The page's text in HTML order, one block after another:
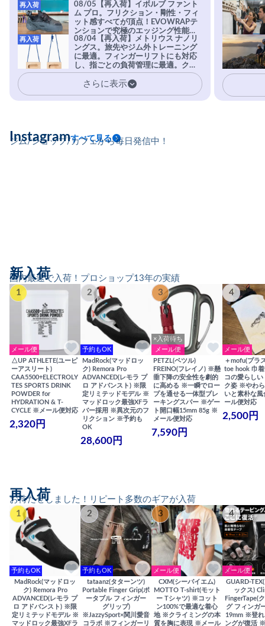
08/05【再入荷】イボルブ ファント
ム プロ。フリクション・剛性・フィ
ット感すべてが頂点！EVOWRAPテ
ンションで究極のエッジング性能を
実現。進化系ラバーEvo-74はTRAX
を凌駕する粘着力で極小ホールドに
安心感。
再入荷
08/04【再入荷】メトリウス ナノリ
ングス。旅先やジム外トレーニング
に最適。フィンガーリフトにも対応
し、指ごとの負荷管理に最適。クラ
イマーの指を本気で鍛えるギア。
再入荷
さらに表示
ジム/ショップ/カフェから毎日発信中！
Instagramすべて見る
国内最速で入荷！プロショップ13年の実績
新入荷
1
メール便
△UP ATHLETE(ユーピ
ーアスリート)
CAA5500+ELECTROLY
TES SPORTS DRINK
POWDER for
HYDRATION & T-
CYCLE ※メール便対応
2,320円
2
予約もOK
MadRock(マッドロッ
ク) Remora Pro
ADVANCED(レモラ プ
ロ アドバンスト) ※限
定リミテッドモデル ※
マッドロック最強XFラ
バー採用 ※異次元のフ
リクション ※予約も
OK
28,600円
3
×入荷待ち
メール便
PETZL(ペツル)
FREINO(フレイノ) ※懸
垂下降の安全性を劇的
に高める ※一瞬でロー
プを通せる一体型ブレ
ーキングスパー ※ゲー
ト開口幅15mm 85g ※
メール便対応
7,590円
4
メール便
＋mofu(プラ
toe hook 巾
コの愛らしい
ク姿 ※やわ
いと素朴な
ール便対応
2,500円
お待たせしました！リピート多数のギアが入荷
再入荷
1
予約もOK
MadRock(マッドロッ
ク) Remora Pro
ADVANCED(レモラ プ
ロ アドバンスト) ※限
定リミテッドモデル ※
マッドロック最強XFラ
2
予約もOK
tataanz(タターンツ)
Portable Finger Grip(ポ
ータブル フィンガー
グリップ)
※JazzySport×関川愛音
コラボ ※フィンガーリ
3
メール便
CXM(シーバイエム)
MOTTO T-shirt(モット
ー Tシャツ) ※コット
ン100%で最適な着心
地 ※クライミングの本
質を胸に表現 ※メール
4
メール便
GUARD-
ックス)
FingerTape(
グ フィンガ
19mm ※登れ
ングが復活